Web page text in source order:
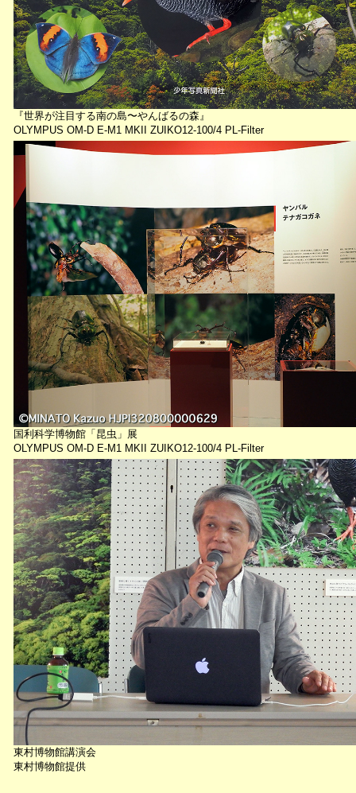
『世界が注目する南の島〜やんばるの森』
OLYMPUS OM-D E-M1 MKII ZUIKO12-100/4 PL-Filter
国利科学博物館「昆虫」展
OLYMPUS OM-D E-M1 MKII ZUIKO12-100/4 PL-Filter
東村博物館講演会
東村博物館提供